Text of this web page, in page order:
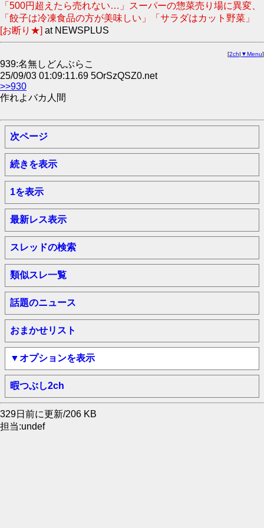
「500円超えたら売れない…」スーパーの惣菜売り場に異変、
「餃子は冷凍食品の方が美味しい」「サラダはカット野菜」
[お断り★] at NEWSPLUS
[2ch| ▼Menu]
939:名無しどんぶらこ
25/09/03 01:09:11.69 5OrSzQSZ0.net
>>930
作れよバカ人間
次ページ
続きを表示
1を表示
最新レス表示
スレッドの検索
類似スレ一覧
話題のニュース
おまかせリスト
▼オプションを表示
暇つぶし2ch
329日前に更新/206 KB
担当:undef